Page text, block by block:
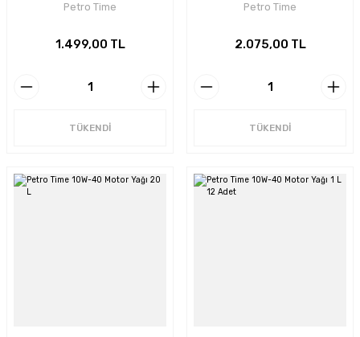
Petro Time
1.499,00 TL
TÜKENDİ
Petro Time
2.075,00 TL
TÜKENDİ